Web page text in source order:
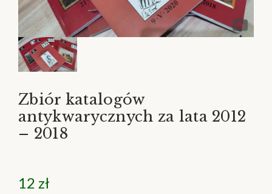
Zbiór katalogów
antykwarycznych za lata 2012
– 2018
12 zł